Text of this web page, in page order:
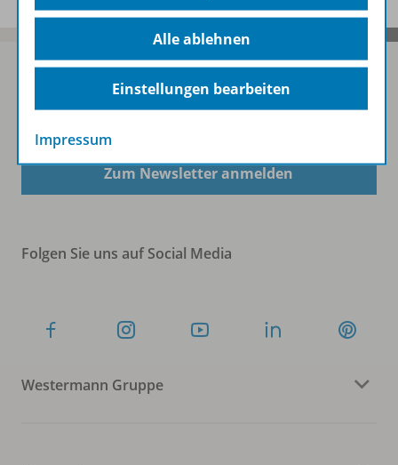
Sofort profitieren
Zum Newsletter anmelden
Folgen Sie uns auf Social Media
Westermann Gruppe
Alle ablehnen
Einstellungen bearbeiten
Impressum